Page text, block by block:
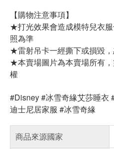
【購物注意事項】
★打光效果會造成模特兒衣
照為準
★雷射吊卡一經撕下或損毀
★本賣場圖片為本賣場所有
權
#Disney #冰雪奇緣艾莎睡衣
迪士尼居家服 #冰雪奇緣
商品來源國家